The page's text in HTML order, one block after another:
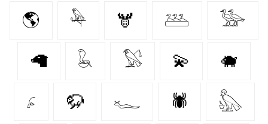
🌎 𓅆 🫎 𓅹 𓅺
🦙 𓆘 𓅄 💫 🐗
𓂊 🦬 𓆑 🕷️ 𓅽